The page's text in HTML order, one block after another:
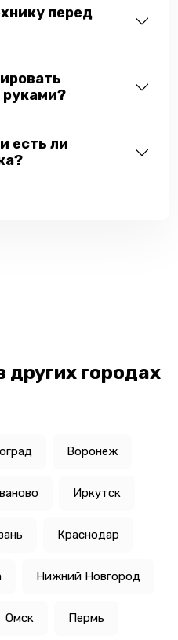
перед
руками?
есть ли
других городах
Воронеж
Иркутск
Краснодар
Нижний Новгород
Омск Пермь